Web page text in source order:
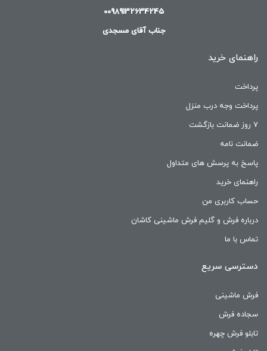
00989132634245
جناب آقای مسجدی
راهنمای خرید
پرداخت
پرداخت وجه درب منزل
۷ روز ضمانت بازگشت
ضمانت نامه
پاسخ به پرسش های متداول
راهنمای خرید
حساب کاربری من
درباره فرش و گلیم فرش ماشینی کاشان
تماس با ما
دسترسی سریع
فرش ماشینی
سجاده فرش
تابلو فرش چهره